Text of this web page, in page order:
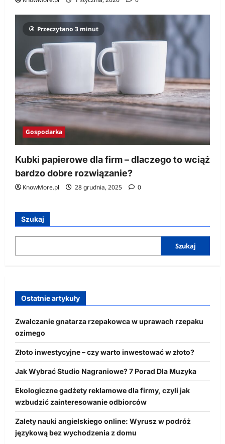
Przeczytano 3 minut
Gospodarka
Kubki papierowe dla firm – dlaczego to wciąż
bardzo dobre rozwiązanie?
KnowMore.pl 28 grudnia, 2025 0
Szukaj
Szukaj
Ostatnie artykuły
Zwalczanie gnatarza rzepakowca w uprawach rzepaku
ozimego
Złoto inwestycyjne – czy warto inwestować w złoto?
Jak Wybrać Studio Nagraniowe? 7 Porad Dla Muzyka
Ekologiczne gadżety reklamowe dla firmy, czyli jak
wzbudzić zainteresowanie odbiorców
Zalety nauki angielskiego online: Wyrusz w podróż
językową bez wychodzenia z domu